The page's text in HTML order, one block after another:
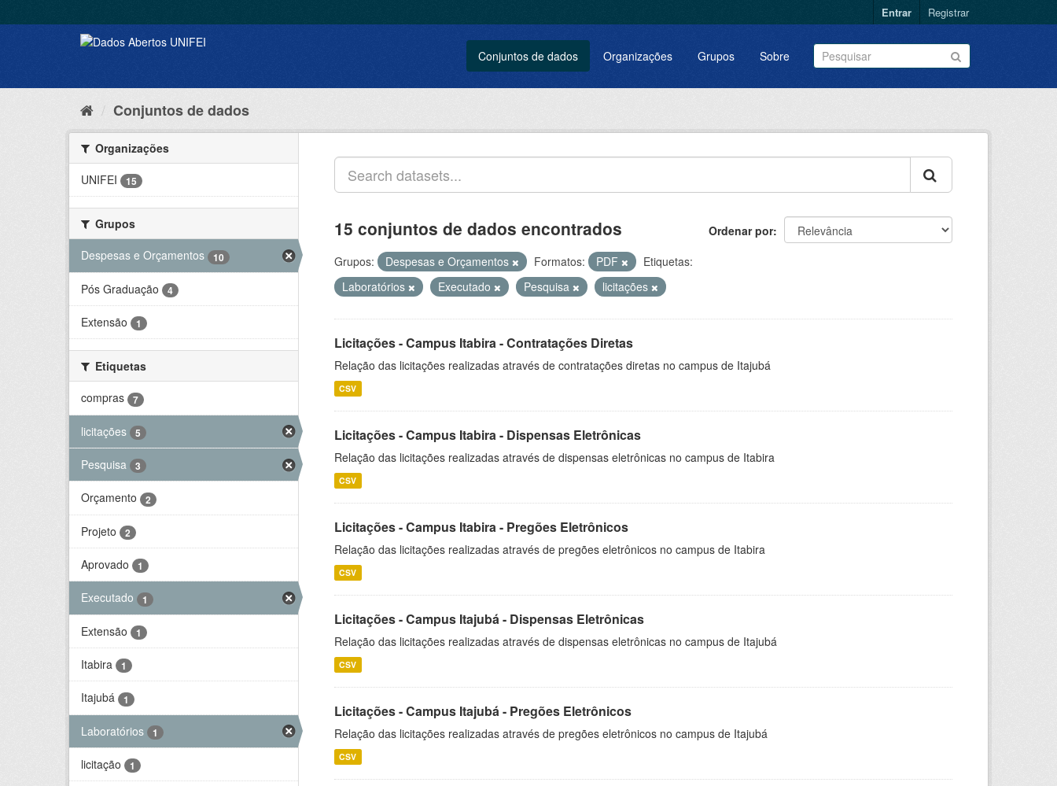
Entrar Registrar
Conjuntos de dados Organizações Grupos Sobre
Conjuntos de dados
Organizações
UNIFEI
15
Grupos
Despesas e Orçamentos
10
Pós Graduação 4
Extensão 1
Etiquetas
compras
7
licitações 5
Pesquisa 3
Orçamento 2
Projeto 2
Aprovado 1
Executado 1
Extensão 1
Itabira 1
Itajubá 1
Laboratórios 1
licitação 1
Ordenar por
15 conjuntos de dados encontrados
Grupos: Despesas e Orçamentos Formatos: PDF
Etiquetas:
Laboratórios
Executado Pesquisa licitações
Licitações - Campus Itabira - Contratações Diretas
Relação das licitações realizadas através de contratações diretas no campus de Itajubá
CSV
Licitações - Campus Itabira - Dispensas Eletrônicas
Relação das licitações realizadas através de dispensas eletrônicas no campus de Itabira
CSV
Licitações - Campus Itabira - Pregões Eletrônicos
Relação das licitações realizadas através de pregões eletrônicos no campus de Itabira
CSV
Licitações - Campus Itajubá - Dispensas Eletrônicas
Relação das licitações realizadas através de dispensas eletrônicas no campus de Itajubá
CSV
Licitações - Campus Itajubá - Pregões Eletrônicos
Relação das licitações realizadas através de pregões eletrônicos no campus de Itajubá
CSV